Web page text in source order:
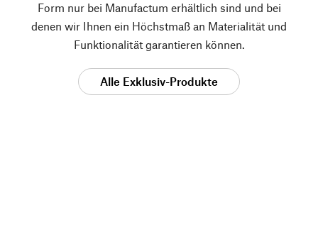
Form nur bei Manufactum erhältlich sind und bei
denen wir Ihnen ein Höchstmaß an Materialität und
Funktionalität garantieren können.
Alle Exklusiv-Produkte